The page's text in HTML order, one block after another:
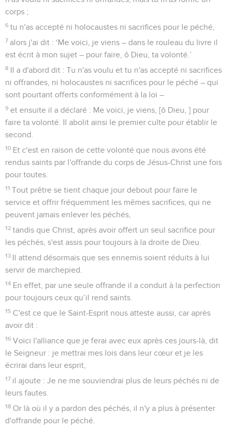
corps ;
6 tu n'as accepté ni holocaustes ni sacrifices pour le péché,
7 alors j'ai dit : ‘Me voici, je viens – dans le rouleau du livre il
est écrit à mon sujet – pour faire, ô Dieu, ta volonté.’
8 Il a d'abord dit : Tu n'as voulu et tu n'as accepté ni sacrifices
ni offrandes, ni holocaustes ni sacrifices pour le péché – qui
sont pourtant offerts conformément à la loi –
9 et ensuite il a déclaré : Me voici, je viens, [ô Dieu, ] pour
faire ta volonté. Il abolit ainsi le premier culte pour établir le
second.
10 Et c'est en raison de cette volonté que nous avons été
rendus saints par l'offrande du corps de Jésus-Christ une fois
pour toutes.
11 Tout prêtre se tient chaque jour debout pour faire le
service et offrir fréquemment les mêmes sacrifices, qui ne
peuvent jamais enlever les péchés,
12 tandis que Christ, après avoir offert un seul sacrifice pour
les péchés, s'est assis pour toujours à la droite de Dieu.
13 Il attend désormais que ses ennemis soient réduits à lui
servir de marchepied.
14 En effet, par une seule offrande il a conduit à la perfection
pour toujours ceux qu’il rend saints.
15 C'est ce que le Saint-Esprit nous atteste aussi, car après
avoir dit :
16 Voici l'alliance que je ferai avec eux après ces jours-là, dit
le Seigneur : je mettrai mes lois dans leur cœur et je les
écrirai dans leur esprit,
17 il ajoute : Je ne me souviendrai plus de leurs péchés ni de
leurs fautes.
18 Or là où il y a pardon des péchés, il n'y a plus à présenter
d'offrande pour le péché.